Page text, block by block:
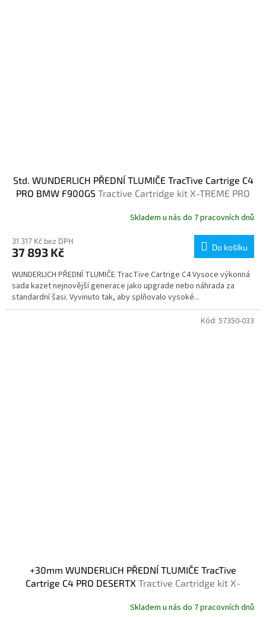
Std. WUNDERLICH PŘEDNÍ TLUMIČE TracTive Cartrige C4
PRO BMW F900GS Tractive Cartridge kit X-TREME PRO
Skladem u nás do 7 pracovních dnů
31 317 Kč bez DPH
37 893 Kč Do košíku
WUNDERLICH PŘEDNÍ TLUMIČE TracTive Cartrige C4 Vysoce výkonná
sada kazet nejnovější generace jako upgrade nebo náhrada za
standardní šasi. Vyvinuto tak, aby splňovalo vysoké...
+30mm WUNDERLICH PŘEDNÍ TLUMIČE TracTive
Cartrige C4 PRO DESERTX Tractive Cartridge kit X-
Skladem u nás do 7 pracovních dnů
Kód: 57350-033